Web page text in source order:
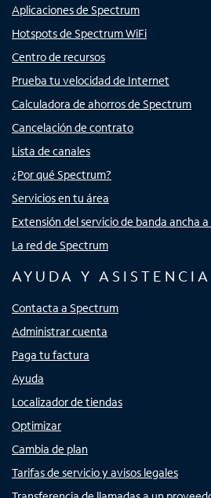
Aplicaciones de Spectrum
Hotspots de Spectrum WiFi
Centro de recursos
Prueba tu velocidad de Internet
Calculadora de ahorros de Spectrum
Cancelación de contrato
Lista de canales
¿Por qué Spectrum?
Servicios en tu área
Extensión del servicio de banda ancha
La red de Spectrum
AYUDA Y
Contacta a Spectrum
Administrar cuenta
Paga tu factura
Ayuda
Localizador de tiendas
Optimizar
Cambia de plan
Tarifas de servicio y avisos legales